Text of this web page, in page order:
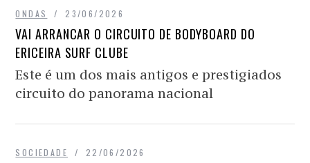
ONDAS 23/06/2026
VAI ARRANCAR O CIRCUITO DE BODYBOARD DO
ERICEIRA SURF CLUBE
Este é um dos mais antigos e prestigiados
circuito do panorama nacional
SOCIEDADE 22/06/2026